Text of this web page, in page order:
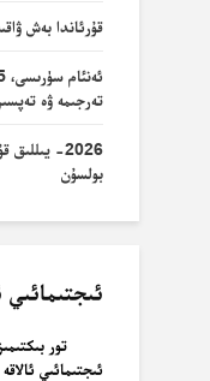
قۇرئاندا بەش
تەرجىمە ۋە
2026-
بولسۇن
ئىجتىمائىي
تور
ئىجتىمائىي